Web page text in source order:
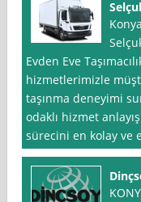
Evden Eve
hizmetlerimizle
taşınma deneyimi
odaklı hizmet
sürecini en kolay ve